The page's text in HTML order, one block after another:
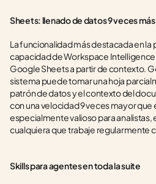
Sheets: llenado de datos 9 veces
La funcionalidad más destacada en la
capacidad de Workspace
Google Sheets a partir de contexto.
sistema puede tomar una hoja
patrón de datos y el contexto del
con una velocidad 9 veces mayor que
especialmente valioso para analistas,
cualquiera que trabaje regularmente
Skills para agentes en toda la suite